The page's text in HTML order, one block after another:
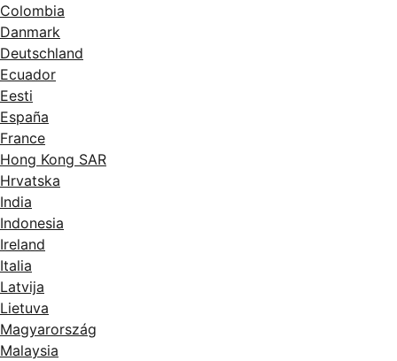
Colombia
Danmark
Deutschland
Ecuador
Eesti
España
France
Hong Kong SAR
Hrvatska
India
Indonesia
Ireland
Italia
Latvija
Lietuva
Magyarország
Malaysia